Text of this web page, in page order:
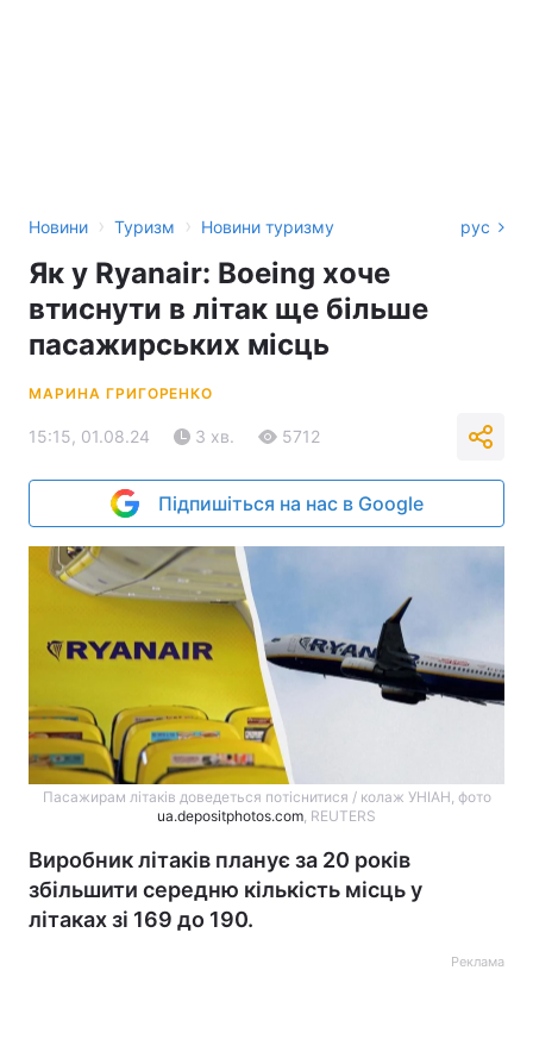
Новини › Туризм › Новини туризму рус
Як у Ryanair: Boeing хоче
втиснути в літак ще більше
пасажирських місць
МАРИНА ГРИГОРЕНКО
15:15, 01.08.24 3 хв. 5712
Підпишіться на нас в Google
Пасажирам літаків доведеться потіснитися / колаж УНІАН, фото
ua.depositphotos.com, REUTERS
Виробник літаків планує за 20 років
збільшити середню кількість місць у
літаках зі 169 до 190.
Реклама